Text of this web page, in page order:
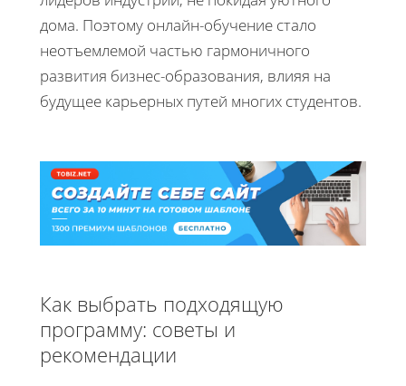
дома. Поэтому онлайн-обучение стало
неотъемлемой частью гармоничного
развития бизнес-образования, влияя на
будущее карьерных путей многих студентов.
Как выбрать подходящую
программу: советы и
рекомендации